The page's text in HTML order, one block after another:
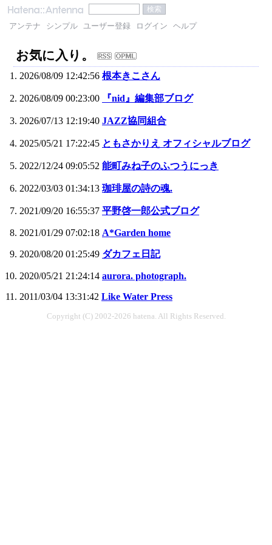
アンテナ シンプル ユーザー登録 ログイン ヘルプ
お気に入り。
2026/08/09 12:42:56 根本きこさん
2026/08/09 00:23:00 『nid』編集部ブログ
2026/07/13 12:19:40 JAZZ協同組合
2025/05/21 17:22:45 ともさかりえ オフィシャルブログ
2022/12/24 09:05:52 能町みね子のふつうにっき
2022/03/03 01:34:13 珈琲屋の詩の魂.
2021/09/20 16:55:37 平野啓一郎公式ブログ
2021/01/29 07:02:18 A*Garden home
2020/08/20 01:25:49 ダカフェ日記
2020/05/21 21:24:14 aurora. photograph.
2011/03/04 13:31:42 Like Water Press
Copyright (C) 2002-2026 hatena. All Rights Reserved.